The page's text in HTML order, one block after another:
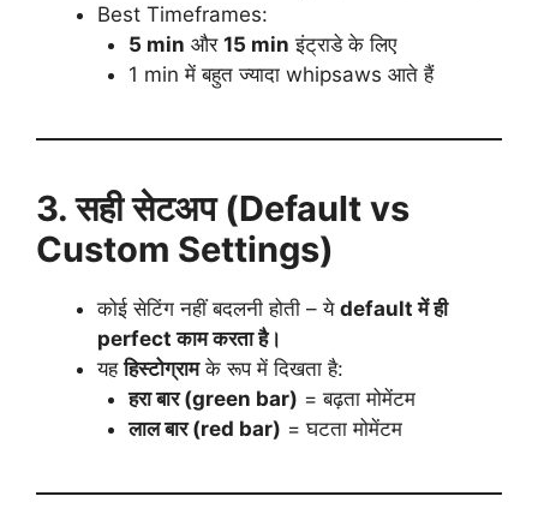
Best Timeframes:
5 min और 15 min इंट्राडे के लिए
1 min में बहुत ज्यादा whipsaws आते हैं
3. सही सेटअप (Default vs
Custom Settings)
कोई सेटिंग नहीं बदलनी होती – ये default में ही
perfect काम करता है।
यहहिस्टोग्रामके रूप में दिखता है:
हरा बार (green bar) = बढ़ता मोमेंटम
लाल बार (red bar) = घटता मोमेंटम